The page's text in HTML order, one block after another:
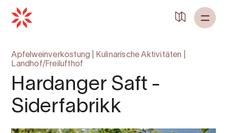
Apfelweinverkostung Kulinarische Aktivitäten
Landhof/Freilufthof
Hardanger Saft -
Siderfabrikk